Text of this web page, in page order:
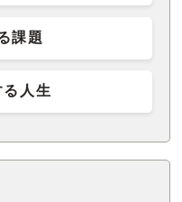
課題
人生